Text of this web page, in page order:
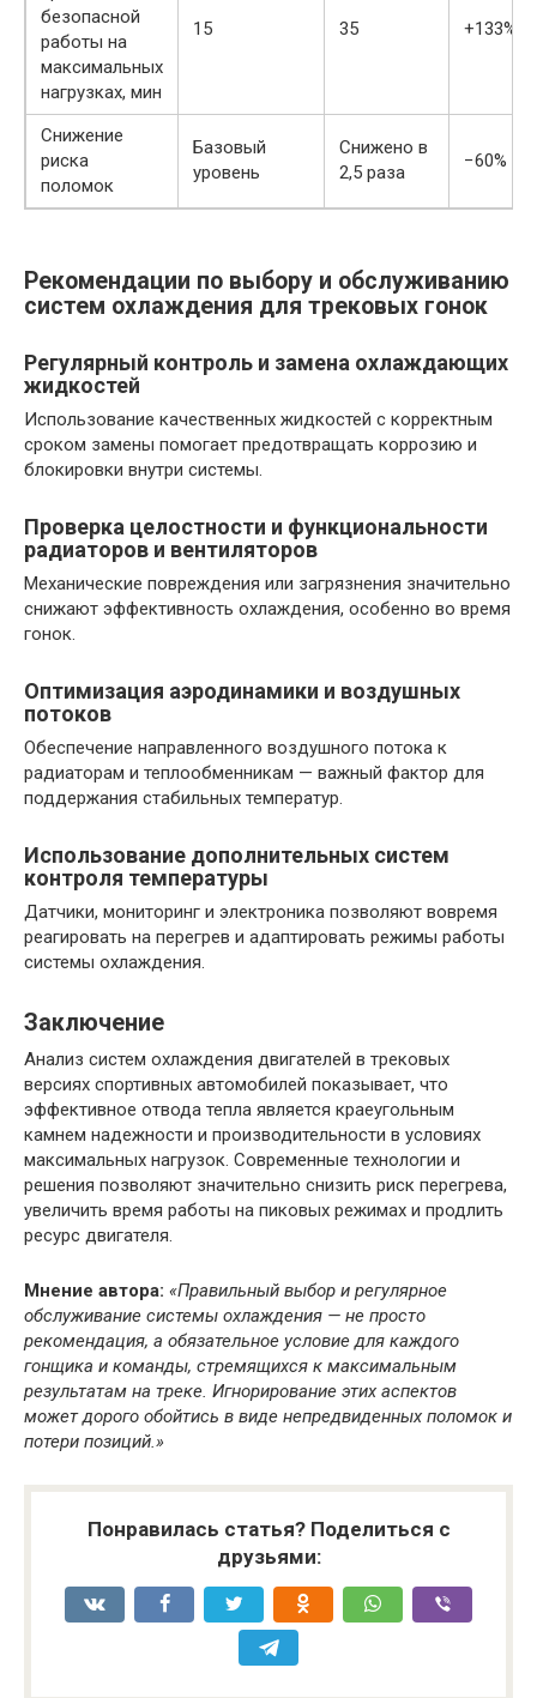
безопасной
работы на
максимальных
нагрузках, мин
15 35 +133%
Снижение
риска
поломок
Базовый
уровень
Снижено в
2,5 раза
−60%
Рекомендации по выбору и обслуживанию
систем охлаждения для трековых гонок
Регулярный контроль и замена охлаждающих
жидкостей
Использование качественных жидкостей с корректным
сроком замены помогает предотвращать коррозию и
блокировки внутри системы.
Проверка целостности и функциональности
радиаторов и вентиляторов
Механические повреждения или загрязнения значительно
снижают эффективность охлаждения, особенно во время
гонок.
Оптимизация аэродинамики и воздушных
потоков
Обеспечение направленного воздушного потока к
радиаторам и теплообменникам — важный фактор для
поддержания стабильных температур.
Использование дополнительных систем
контроля температуры
Датчики, мониторинг и электроника позволяют вовремя
реагировать на перегрев и адаптировать режимы работы
системы охлаждения.
Заключение
Анализ систем охлаждения двигателей в трековых
версиях спортивных автомобилей показывает, что
эффективное отвода тепла является краеугольным
камнем надежности и производительности в условиях
максимальных нагрузок. Современные технологии и
решения позволяют значительно снизить риск перегрева,
увеличить время работы на пиковых режимах и продлить
ресурс двигателя.
Мнение автора: «Правильный выбор и регулярное
обслуживание системы охлаждения — не просто
рекомендация, а обязательное условие для каждого
гонщика и команды, стремящихся к максимальным
результатам на треке. Игнорирование этих аспектов
может дорого обойтись в виде непредвиденных поломок и
потери позиций.»
Понравилась статья? Поделиться с
друзьями: